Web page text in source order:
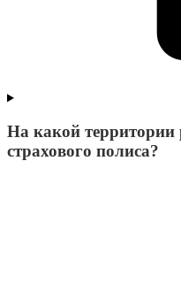
На какой территории
страхового полиса?